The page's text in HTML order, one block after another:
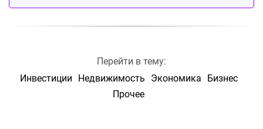
Перейти в тему:
Инвестиции
Недвижимость Экономика
Бизнес
Прочее